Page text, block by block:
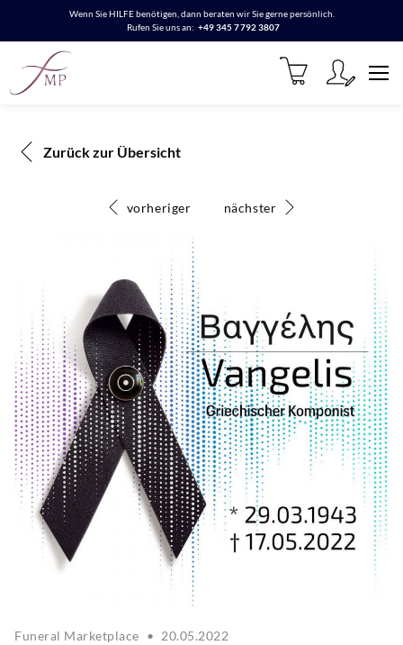
Wenn Sie HILFE benötigen, dann beraten wir Sie gerne persönlich.
Rufen Sie uns an: +49 345 7792 3807
Zurück zur Übersicht
vorheriger nächster
Funeral Marketplace • 20.05.2022